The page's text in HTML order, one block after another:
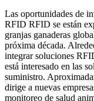
Las oportunidades de
RFID RFID se están
granjas ganaderas
próxima década.
integrar soluciones
está interesado en las
suministro.
dirige a nuevas
monitoreo de salud